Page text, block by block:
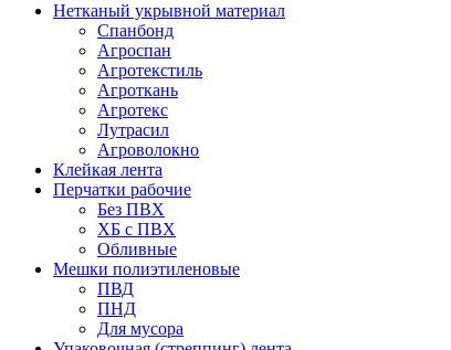
Нетканый укрывной материал
Спанбонд
Агроспан
Агротекстиль
Агроткань
Агротекс
Лутрасил
Агроволокно
Клейкая лента
Перчатки рабочие
Без ПВХ
ХБ с ПВХ
Обливные
Мешки полиэтиленовые
ПВД
ПНД
Для мусора